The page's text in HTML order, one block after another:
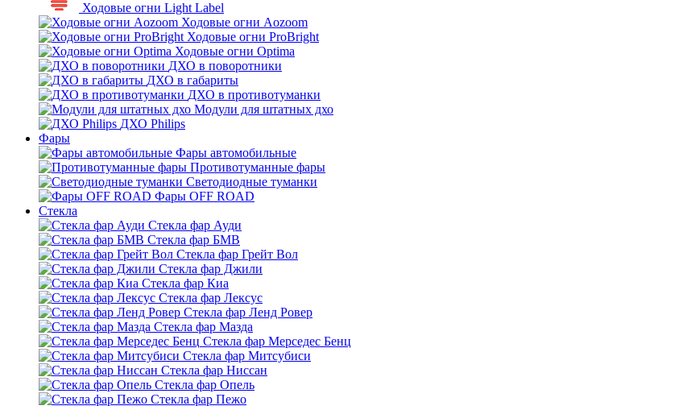
Ходовые огни Light Label
Ходовые огни Aozoom
Ходовые огни ProBright
Ходовые огни Optima
ДХО в поворотники
ДХО в габариты
ДХО в противотуманки
Модули для штатных дхо
ДХО Philips
Фары
Фары автомобильные
Противотуманные фары
Светодиодные туманки
Фары OFF ROAD
Стекла
Стекла фар Ауди
Стекла фар БМВ
Стекла фар Грейт Вол
Стекла фар Джили
Стекла фар Киа
Стекла фар Лексус
Стекла фар Ленд Ровер
Стекла фар Мазда
Стекла фар Мерседес Бенц
Стекла фар Митсубиси
Стекла фар Ниссан
Стекла фар Опель
Стекла фар Пежо